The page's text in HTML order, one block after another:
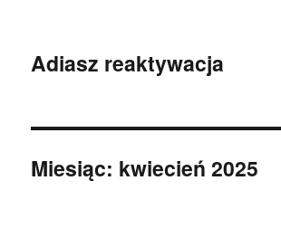
Adiasz reaktywacja
Miesiąc: kwiecień 2025